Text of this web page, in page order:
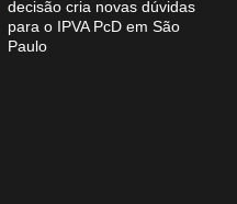
decisão cria novas dúvidas
para o IPVA PcD em São
Paulo